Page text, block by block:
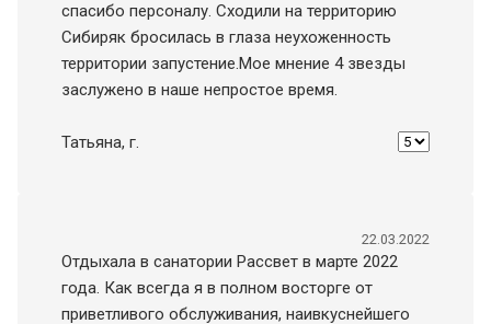
спасибо персоналу. Сходили на территорию
Сибиряк бросилась в глаза неухоженность
территории запустение.Мое мнение 4 звезды
заслужено в наше непростое время.
Татьяна, г.
22.03.2022
Отдыхала в санатории Рассвет в марте 2022
года. Как всегда я в полном восторге от
приветливого обслуживания, наивкуснейшего